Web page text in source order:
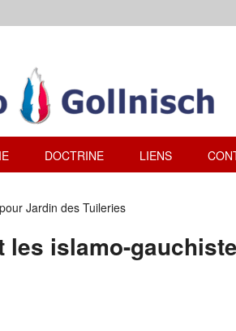
DOCTRINE LIENS
Jardin des Tuileries
les islamo-